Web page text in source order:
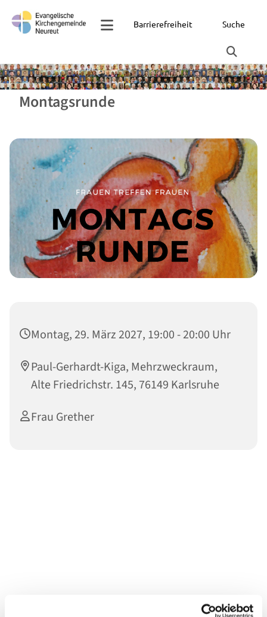
Barrierefreiheit Suche
Montagsrunde
Montag, 29. März 2027, 19:00 - 20:00 Uhr
Paul-Gerhardt-Kiga, Mehrzweckraum,
Alte Friedrichstr. 145, 76149 Karlsruhe
Frau Grether